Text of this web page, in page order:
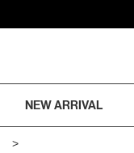
NEW ARRIVAL